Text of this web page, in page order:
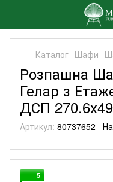
Каталог Шафи
Розпашна
Гелар з
ДСП
Артикул: 80737652
5